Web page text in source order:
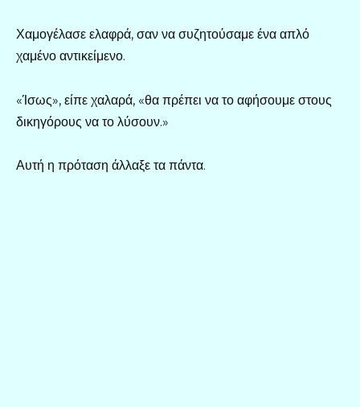
Χαμογέλασε ελαφρά, σαν να συζητούσαμε ένα απλό
χαμένο αντικείμενο.
«Ίσως», είπε χαλαρά, «θα πρέπει να το αφήσουμε στους
δικηγόρους να το λύσουν.»
Αυτή η πρόταση άλλαξε τα πάντα.